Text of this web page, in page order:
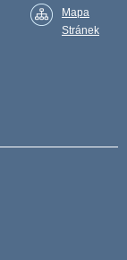
Mapa
Stránek